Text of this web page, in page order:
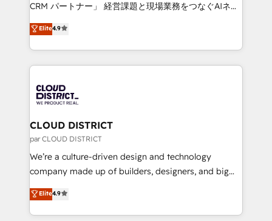
Migration Excellence. • Top 3 Partner of the Year
LATAM 2022, 2023, 2024, 2025. • Partner of the Year
with HubSpot? Let Cebra’s experts help you grow
faster, smarter, and with impact.
CRM パートナー」 経営課題と現場業務をつなぐAIネイ
ティブ・エージェンシーとして、HubSpot Eliteの実装
力で顧客フロント業務を再設計します。 💡 100inc は何
をする会社か？ HubSpotを共通基盤に、AIエージェン
トを組み込んだ顧客フロント業務（マーケティング・営
ィブ・エージェンシーです。事業部・グループ会社・部
門が分立する組織で、データと業務プロセスのサイロ化
を、CRMを軸とした全社共通基盤に再構築します。意
思決定者・PMO・現場担当者に並走します。 1️⃣
HubSpot導入・活用支援 顧客データの一元化から、
GTMの見える化・自動化まで。全Hub統合運用、デー
2️⃣ AIエージェント組織構築 営業・マーケティング業務
の一部をAIが自律実行する組織への移行を設計・実装。
Elite4.9
CLOUD DISTRICT
par CLOUD DISTRICT
We’re a culture-driven design and technology
company made up of builders, designers, and big
thinkers. We blend strategy, design, and
development—always fueled by curiosity—to turn
ideas, opportunities, and challenges into meaningful
Elite4.9